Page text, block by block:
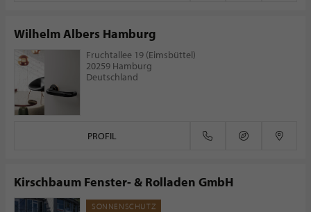
Wilhelm Albers Hamburg
Fruchtallee 19 (Eimsbüttel)
20259 Hamburg
Deutschland
PROFIL
Kirschbaum Fenster- & Rolladen GmbH
SONNENSCHUTZ